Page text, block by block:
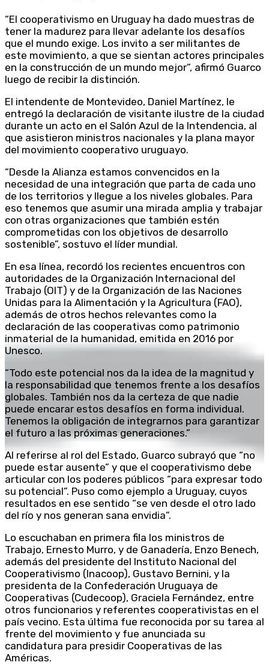
“El cooperativismo en Uruguay ha dado muestras de
tener la madurez para llevar adelante los desafíos
que el mundo exige. Los invito a ser militantes de
este movimiento, a que se sientan actores principales
en la construcción de un mundo mejor”, afirmó Guarco
luego de recibir la distinción.
El intendente de Montevideo, Daniel Martínez, le
entregó la declaración de visitante ilustre de la ciudad
durante un acto en el Salón Azul de la Intendencia, al
que asistieron ministros nacionales y la plana mayor
del movimiento cooperativo uruguayo.
“Desde la Alianza estamos convencidos en la
necesidad de una integración que parta de cada uno
de los territorios y llegue a los niveles globales. Para
eso tenemos que asumir una mirada amplia y trabajar
con otras organizaciones que también estén
comprometidas con los objetivos de desarrollo
sostenible”, sostuvo el líder mundial.
En esa línea, recordó los recientes encuentros con
autoridades de la Organización Internacional del
Trabajo (OIT) y de la Organización de las Naciones
Unidas para la Alimentación y la Agricultura (FAO),
además de otros hechos relevantes como la
declaración de las cooperativas como patrimonio
inmaterial de la humanidad, emitida en 2016 por
Unesco.
“Todo este potencial nos da la idea de la magnitud y
la responsabilidad que tenemos frente a los desafíos
globales. También nos da la certeza de que nadie
puede encarar estos desafíos en forma individual.
Tenemos la obligación de integrarnos para garantizar
el futuro a las próximas generaciones.”
Al referirse al rol del Estado, Guarco subrayó que “no
puede estar ausente” y que el cooperativismo debe
articular con los poderes públicos “para expresar todo
su potencial”. Puso como ejemplo a Uruguay, cuyos
resultados en ese sentido “se ven desde el otro lado
del río y nos generan sana envidia”.
Lo escuchaban en primera fila los ministros de
Trabajo, Ernesto Murro, y de Ganadería, Enzo Benech,
además del presidente del Instituto Nacional del
Cooperativismo (Inacoop), Gustavo Bernini, y la
presidenta de la Confederación Uruguaya de
Cooperativas (Cudecoop), Graciela Fernández, entre
otros funcionarios y referentes cooperativistas en el
país vecino. Esta última fue reconocida por su tarea al
frente del movimiento y fue anunciada su
candidatura para presidir Cooperativas de las
Américas.